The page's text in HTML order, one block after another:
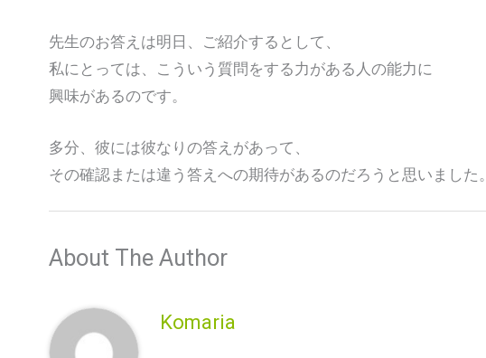
先生のお答えは明日、ご紹介するとして、
私にとっては、こういう質問をする力がある人の能力に
興味があるのです。
多分、彼には彼なりの答えがあって、
その確認または違う答えへの期待があるのだろうと思いました。
About The Author
Komaria